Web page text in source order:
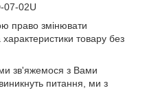
07-02U
право змінювати
товару без
зв'яжемося з Вами
питання, ми з